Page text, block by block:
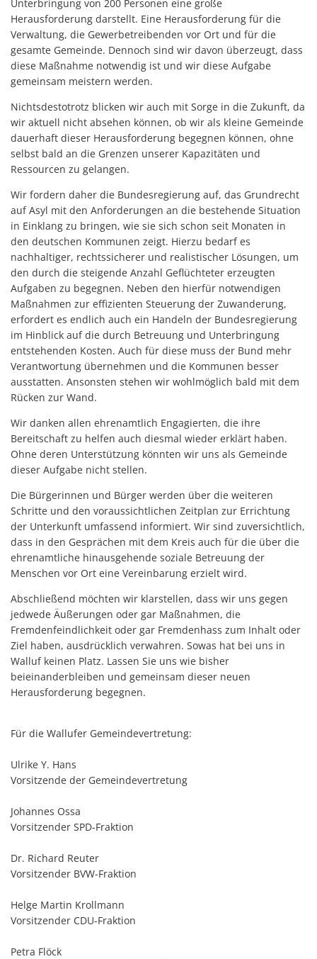
Unterbringung von 200 Personen eine große
Herausforderung darstellt. Eine Herausforderung für die
Verwaltung, die Gewerbetreibenden vor Ort und für die
gesamte Gemeinde. Dennoch sind wir davon überzeugt, dass
diese Maßnahme notwendig ist und wir diese Aufgabe
gemeinsam meistern werden.
Nichtsdestotrotz blicken wir auch mit Sorge in die Zukunft, da
wir aktuell nicht absehen können, ob wir als kleine Gemeinde
dauerhaft dieser Herausforderung begegnen können, ohne
selbst bald an die Grenzen unserer Kapazitäten und
Ressourcen zu gelangen.
Wir fordern daher die Bundesregierung auf, das Grundrecht
auf Asyl mit den Anforderungen an die bestehende Situation
in Einklang zu bringen, wie sie sich schon seit Monaten in
den deutschen Kommunen zeigt. Hierzu bedarf es
nachhaltiger, rechtssicherer und realistischer Lösungen, um
den durch die steigende Anzahl Geflüchteter erzeugten
Aufgaben zu begegnen. Neben den hierfür notwendigen
Maßnahmen zur effizienten Steuerung der Zuwanderung,
erfordert es endlich auch ein Handeln der Bundesregierung
im Hinblick auf die durch Betreuung und Unterbringung
entstehenden Kosten. Auch für diese muss der Bund mehr
Verantwortung übernehmen und die Kommunen besser
ausstatten. Ansonsten stehen wir wohlmöglich bald mit dem
Rücken zur Wand.
Wir danken allen ehrenamtlich Engagierten, die ihre
Bereitschaft zu helfen auch diesmal wieder erklärt haben.
Ohne deren Unterstützung könnten wir uns als Gemeinde
dieser Aufgabe nicht stellen.
Die Bürgerinnen und Bürger werden über die weiteren
Schritte und den voraussichtlichen Zeitplan zur Errichtung
der Unterkunft umfassend informiert. Wir sind zuversichtlich,
dass in den Gesprächen mit dem Kreis auch für die über die
ehrenamtliche hinausgehende soziale Betreuung der
Menschen vor Ort eine Vereinbarung erzielt wird.
Abschließend möchten wir klarstellen, dass wir uns gegen
jedwede Äußerungen oder gar Maßnahmen, die
Fremdenfeindlichkeit oder gar Fremdenhass zum Inhalt oder
Ziel haben, ausdrücklich verwahren. Sowas hat bei uns in
Walluf keinen Platz. Lassen Sie uns wie bisher
beieinanderbleiben und gemeinsam dieser neuen
Herausforderung begegnen.
Für die Wallufer Gemeindevertretung:
Ulrike Y. Hans
Vorsitzende der Gemeindevertretung
Johannes Ossa
Vorsitzender SPD-Fraktion
Dr. Richard Reuter
Vorsitzender BVW-Fraktion
Helge Martin Krollmann
Vorsitzender CDU-Fraktion
Petra Flöck